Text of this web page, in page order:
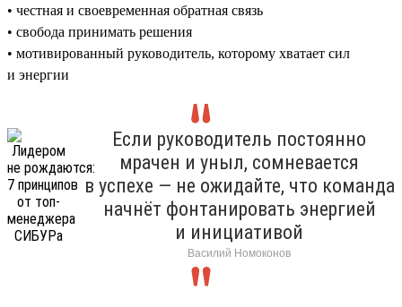
• честная и своевременная обратная связь
• свобода принимать решения
• мотивированный руководитель, которому хватает сил
и энергии
Если руководитель постоянно
мрачен и уныл, сомневается
в успехе — не ожидайте, что команда
начнёт фонтанировать энергией
и инициативой
Василий Номоконов